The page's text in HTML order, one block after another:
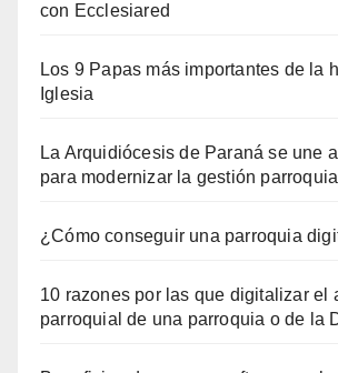
con Ecclesiared
Los 9 Papas más importantes de la
Iglesia
La Arquidiócesis de Paraná se une
para modernizar la gestión
¿Cómo conseguir una parroquia
10 razones por las que digitalizar el
parroquial de una parroquia o de la